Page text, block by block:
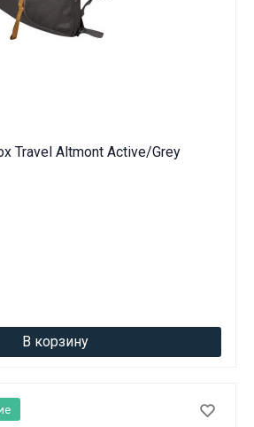
Travel Altmont Active/Grey
В корзину